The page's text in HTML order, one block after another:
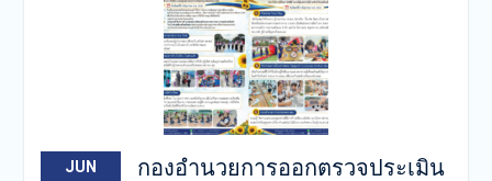
ดำเนินการที่เป็นเลิศประจำปี
การศึกษา 2569 ของกลุ่ม
สถาบันการศึกษาในเครือ
สารสาสน์
JUN
กองอำนวยการออกตรวจประเมิน